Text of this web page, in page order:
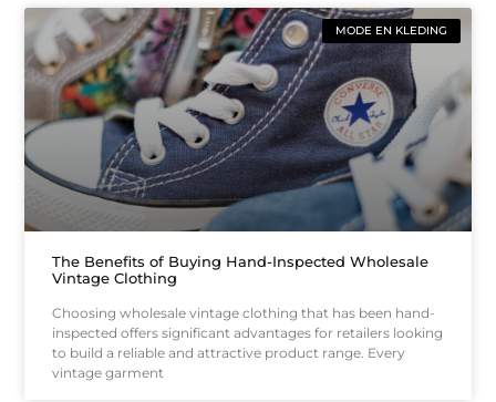
MODE EN KLEDING
The Benefits of Buying Hand-Inspected Wholesale
Vintage Clothing
Choosing wholesale vintage clothing that has been hand-
inspected offers significant advantages for retailers looking
to build a reliable and attractive product range. Every
vintage garment